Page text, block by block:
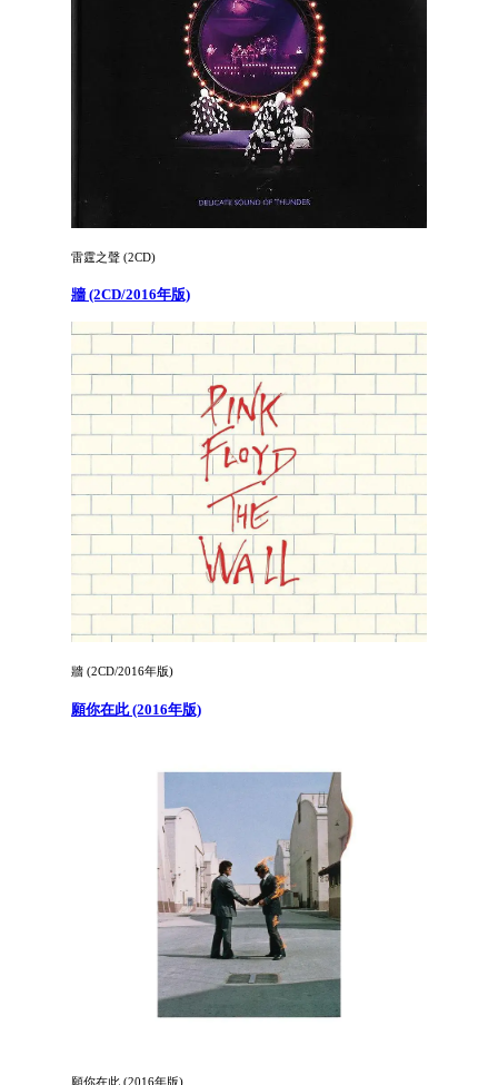
雷霆之聲 (2CD)
牆 (2CD/2016年版)
牆 (2CD/2016年版)
願你在此 (2016年版)
願你在此 (2016年版)